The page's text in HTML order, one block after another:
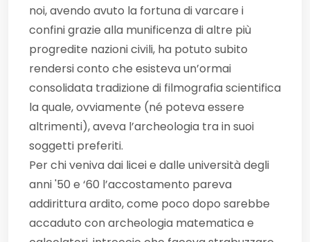
noi, avendo avuto la fortuna di varcare i
confini grazie alla munificenza di altre più
progredite nazioni civili, ha potuto subito
rendersi conto che esisteva un’ormai
consolidata tradizione di filmografia scientifica
la quale, ovviamente (né poteva essere
altrimenti), aveva l’archeologia tra in suoi
soggetti preferiti.
Per chi veniva dai licei e dalle università degli
anni '50 e ‘60 l’accostamento pareva
addirittura ardito, come poco dopo sarebbe
accaduto con archeologia matematica e